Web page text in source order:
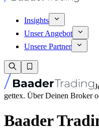
Insights
Unser Angebot
Unsere Partner
gettex. Über Deinen Broker
Baader